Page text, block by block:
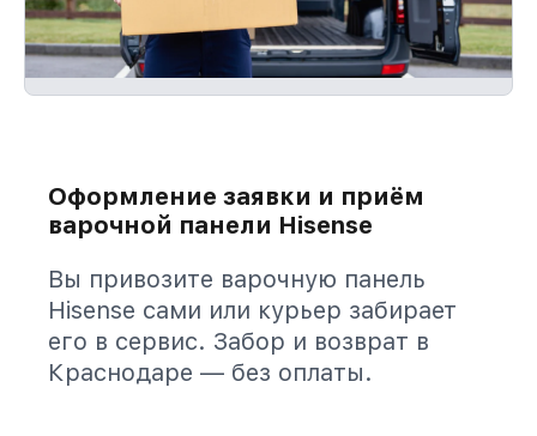
Оформление заявки и приём
варочной панели Hisense
Вы привозите варочную панель
Hisense сами или курьер забирает
его в сервис. Забор и возврат в
Краснодаре — без оплаты.